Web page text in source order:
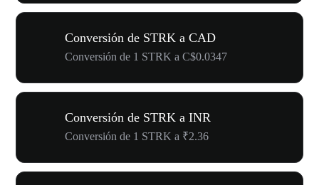
Conversión de STRK a CAD
Conversión de 1 STRK a C$0.0347
Conversión de STRK a INR
Conversión de 1 STRK a ₹2.36